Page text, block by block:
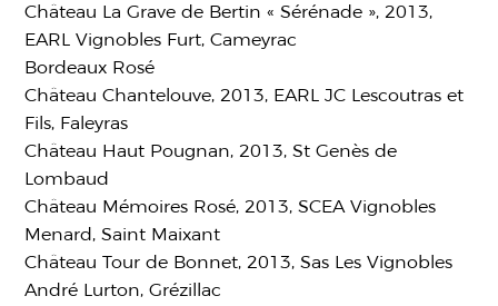
Château La Grave de Bertin « Sérénade », 2013,
EARL Vignobles Furt, Cameyrac
Bordeaux Rosé
Château Chantelouve, 2013, EARL JC Lescoutras et
Fils, Faleyras
Château Haut Pougnan, 2013, St Genès de
Lombaud
Château Mémoires Rosé, 2013, SCEA Vignobles
Menard, Saint Maixant
Château Tour de Bonnet, 2013, Sas Les Vignobles
André Lurton, Grézillac